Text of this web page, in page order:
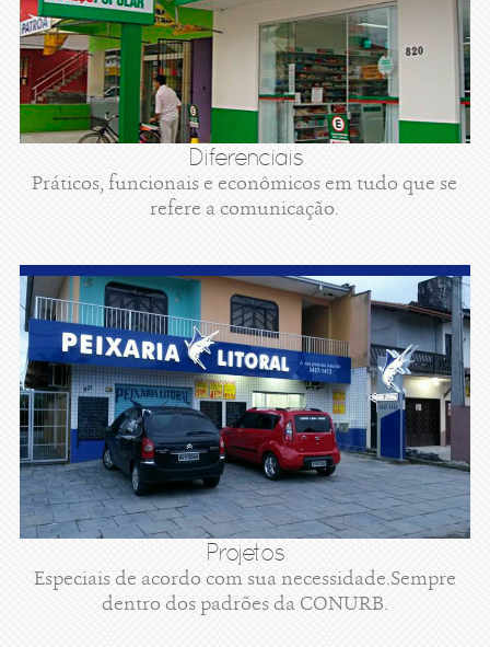
Diferenciais
Práticos, funcionais e econômicos em tudo que se
refere a comunicação.
Projetos
Especiais de acordo com sua necessidade.Sempre
dentro dos padrões da CONURB.